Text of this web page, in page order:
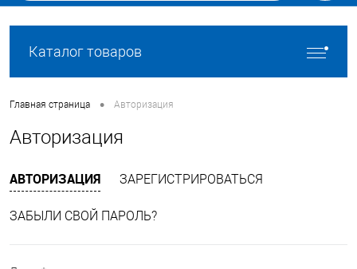
Каталог товаров
Главная страница • Авторизация
Авторизация
АВТОРИЗАЦИЯ ЗАРЕГИСТРИРОВАТЬСЯ
ЗАБЫЛИ СВОЙ ПАРОЛЬ?